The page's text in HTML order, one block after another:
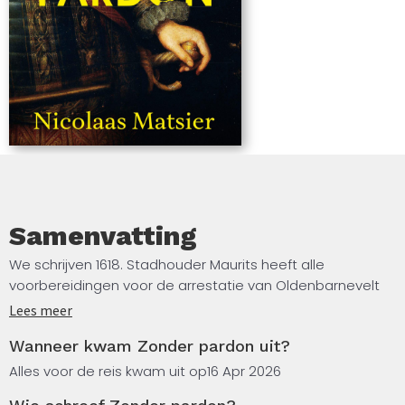
Samenvatting
We schrijven 1618. Stadhouder Maurits heeft alle
voorbereidingen voor de arrestatie van Oldenbarnevelt
ruimschoots getroffen. Inclusief het tot dusver goed
Dus wat zou er nog mis kunnen gaan? Af en toe kijkt hij
Lees meer
Wanneer kwam Zonder pardon uit?
Alles voor de reis kwam uit op16 Apr 2026